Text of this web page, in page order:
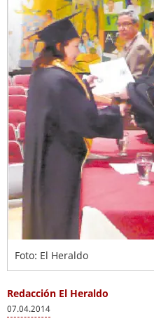
Foto: El Heraldo
Redacción El Heraldo
07.04.2014